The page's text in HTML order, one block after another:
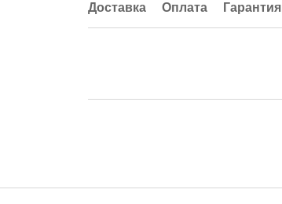
Доставка Оплата Гарантия